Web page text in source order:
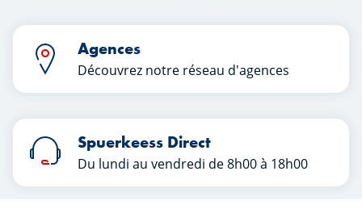
Agences
Découvrez notre réseau d'agences
Spuerkeess Direct
Du lundi au vendredi de 8h00 à 18h00